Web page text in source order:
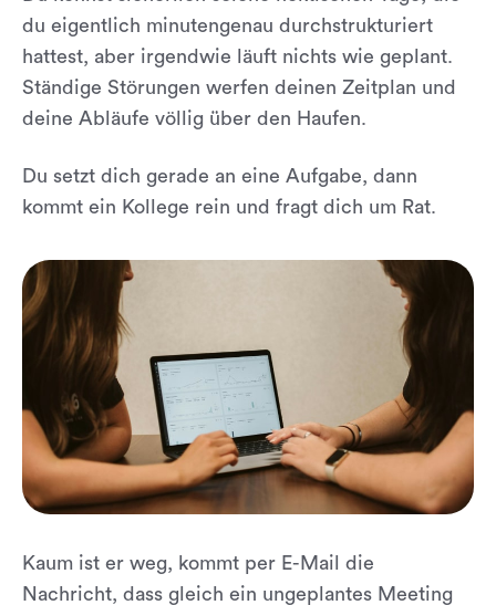
du eigentlich minutengenau durchstrukturiert
hattest, aber irgendwie läuft nichts wie geplant.
Ständige Störungen werfen deinen Zeitplan und
deine Abläufe völlig über den Haufen.
Du setzt dich gerade an eine Aufgabe, dann
kommt ein Kollege rein und fragt dich um Rat.
Kaum ist er weg, kommt per E-Mail die
Nachricht, dass gleich ein ungeplantes Meeting